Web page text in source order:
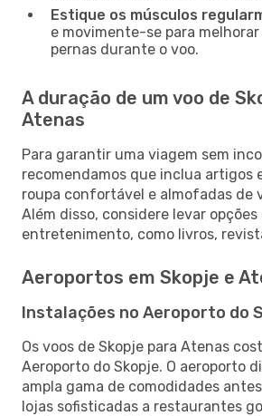
Estique os músculos
e movimente-se para
pernas durante o voo.
A duração de um voo de
Atenas
Para garantir uma viagem sem
recomendamos que inclua artigos
roupa confortável e almofadas de
Além disso, considere levar opções
entretenimento, como livros,
Aeroportos em Skopje e
Instalações no Aeroporto do
Os voos de Skopje para Atenas
Aeroporto do Skopje. O aeroporto
ampla gama de comodidades
lojas sofisticadas a restaurantes